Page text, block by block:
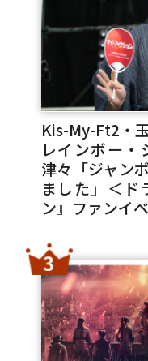
Kis-My-Ft2・
レインボー
津々「ジャン
ました」＜ド
ン』ファンイ